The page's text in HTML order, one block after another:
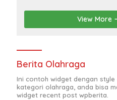
View More
Berita Olahraga
Ini contoh widget dengan style
kategori olahraga, anda bisa
widget recent post wpberita.